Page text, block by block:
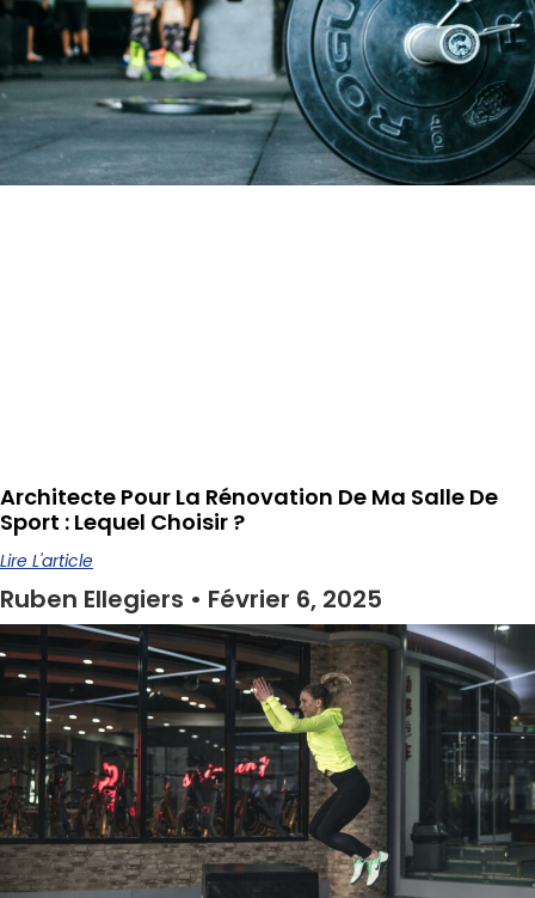
Architecte Pour La Rénovation De Ma Salle De
Sport : Lequel Choisir ?
Lire L'article
Ruben Ellegiers Février 6, 2025